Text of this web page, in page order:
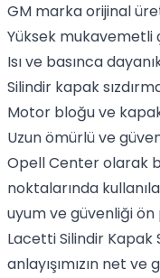
GM marka orijinal
Yüksek mukavemetli
Isı ve basınca
Silindir kapak
Motor bloğu ve
Uzun ömürlü ve
Opell Center olarak
noktalarında
uyum ve güvenliği
Lacetti Silindir Kapak
anlayışımızın net ve